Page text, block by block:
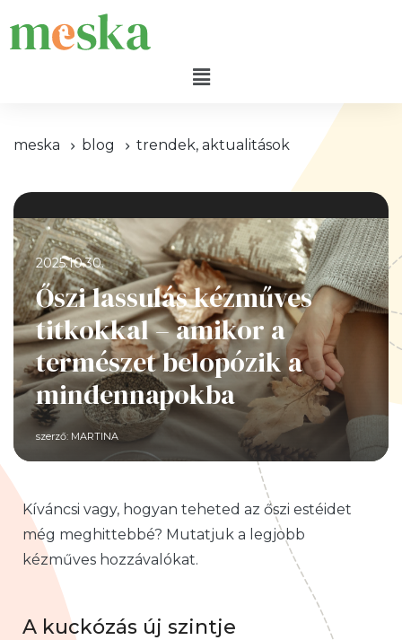
meska blog trendek, aktualitások
2025.10.30.
Őszi lassulás kézműves
titkokkal – amikor a
természet belopózik a
mindennapokba
szerző: MARTINA
Kíváncsi vagy, hogyan teheted az őszi estéidet
még meghittebbé? Mutatjuk a legjobb
kézműves hozzávalókat.
A kuckózás új szintje